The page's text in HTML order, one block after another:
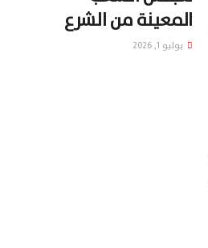
المعينة من الشرع
يوليو 1, 2026